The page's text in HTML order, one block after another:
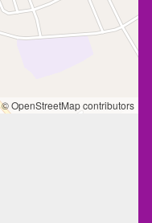
© OpenStreetMap contributors